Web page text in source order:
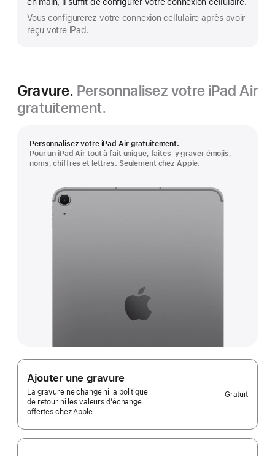
Vous configurerez votre connexion cellulaire après avoir
reçu votre iPad.
Gravure. Personnalisez votre iPad Air
gratuitement.
Personnalisez votre iPad Air gratuitement.
Pour un iPad Air tout à fait unique, faites-y graver émojis,
noms, chiffres et lettres. Seulement chez Apple.
Ajouter une gravure
La gravure ne change ni la politique
de retour ni les valeurs d’échange
offertes chez Apple.
Gratuit